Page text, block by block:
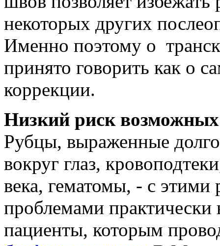
некоторых других
Именно поэтому о
принято говорить как о
коррекции.
Низкий риск
Рубцы, выраженные
вокруг глаз,
века, гематомы, - с
проблемами практически
пациенты, которым